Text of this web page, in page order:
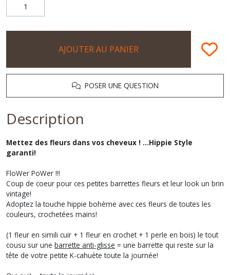
AJOUTER AU PANIER
POSER UNE QUESTION
Description
Mettez des fleurs dans vos cheveux ! ...Hippie Style
garanti!
FloWer PoWer !!!
Coup de coeur pour ces petites barrettes fleurs et leur look un brin
vintage!
Adoptez la touche hippie bohème avec ces fleurs de toutes les
couleurs, crochetées mains!
(1 fleur en simili cuir + 1 fleur en crochet + 1 perle en bois) le tout
cousu sur une barrette anti-glisse = une barrette qui reste sur la
tête de votre petite K-cahuète toute la journée!